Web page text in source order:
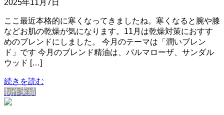
2025年11月7日
ここ最近本格的に寒くなってきましたね。寒くなると腕や膝
などお肌の乾燥が気になります。11月は乾燥対策におすす
めのブレンドにしました。 今月のテーマは「潤いブレン
ド」です 今月のブレンド精油は、パルマローザ、サンダル
ウッド […]
続きを読む
制作実績